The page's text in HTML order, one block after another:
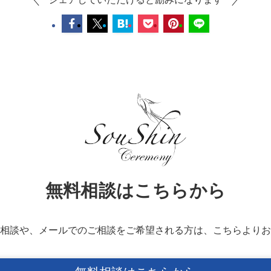
無料相談はこちらから
談や、メールでのご相談をご希望される方は、こちらより